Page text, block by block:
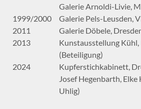
Galerie Arnoldi-Livie,
1999/2000
Galerie Pels-Leusden,
2011
Galerie Döbele,
2013
Kunstausstellung Kühl,
(Beteiligung)
2024
Kupferstichkabinett,
Josef Hegenbarth,
Uhlig)